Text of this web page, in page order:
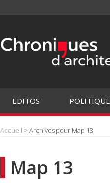
EDITOS POLITIQUE
Accueil > Archives pour Map 13
Map 13